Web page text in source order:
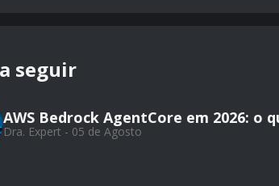
seguir
AWS Bedrock AgentCore em 2026: o
Dra. Expert - 05 de Agosto